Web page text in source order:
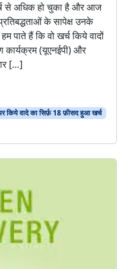
से अधिक हो चुका है और आज
के सापेक्ष उनके
पाते हैं कि वो खर्च किये वादों
कार्यक्रम (यूएनईपी) और
[…]
किये वादे का सिर्फ़ 18 फ़ीसद हुआ खर्च